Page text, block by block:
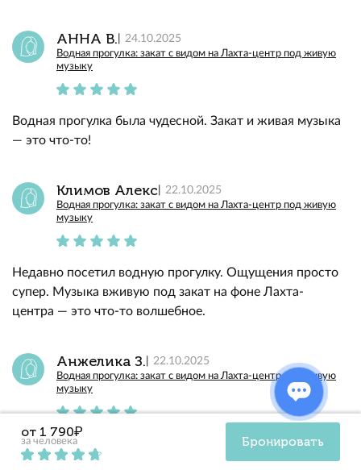
АННА В. 24.10.2025
Водная прогулка: закат с видом на Лахта-центр под живую
музыку
Водная прогулка была чудесной. Закат и живая музыка
— это что-то!
Климов Алекс 22.10.2025
Водная прогулка: закат с видом на Лахта-центр под живую
музыку
Недавно посетил водную прогулку. Ощущения просто
супер. Музыка вживую под закат на фоне Лахта-
центра — это что-то волшебное.
Анжелика З. 22.10.2025
Водная прогулка: закат с видом на Лахта-центр под живую
музыку
Потрясающая водная прогулка! Закат просто
волшебный, а живая музыка добавила особое
от 1 790₽
за человека Бронировать